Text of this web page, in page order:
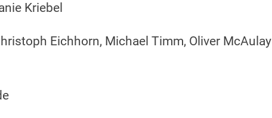
Kriebel
Eichhorn, Michael Timm, Oliver McAulay